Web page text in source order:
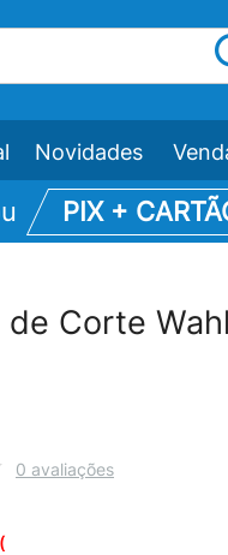
Novidades
PIX +
de Corte
0 avaliações